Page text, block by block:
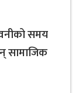
समय
सामाजिक